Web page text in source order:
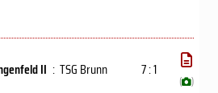
II : TSG Brunn 7 : 1
( )